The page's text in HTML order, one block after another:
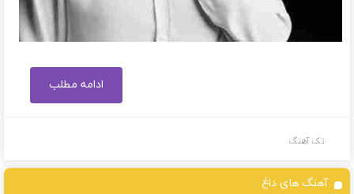
ادامه مطلب
تک آهنگ
آهنگ های داغ